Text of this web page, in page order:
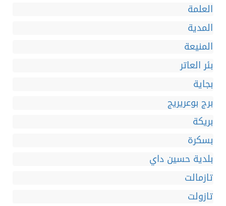
العلمة
المدية
المنيعة
بئر العاتر
بجاية
برج بوعريريج
بريكة
بسكرة
بلدية حسين داي
تازمالت
تازولت